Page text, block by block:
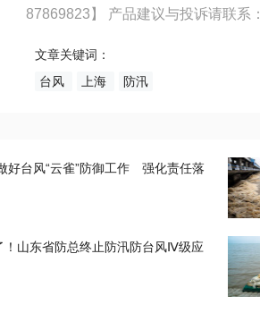
87869823 】 产品建议与投诉请联系：
文章关键词：
台风
上海 防汛
好台风“云雀”防御工作 强化责任落
！山东省防总终止防汛防台风Ⅳ级应